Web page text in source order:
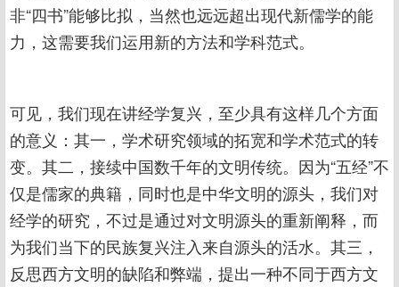
非“四书”能够比拟，当然也远远超出现代新儒学的能
力，这需要我们运用新的方法和学科范式。
可见，我们现在讲经学复兴，至少具有这样几个方面
的意义：其一，学术研究领域的拓宽和学术范式的转
变。其二，接续中国数千年的文明传统。因为“五经”不
仅是儒家的典籍，同时也是中华文明的源头，我们对
经学的研究，不过是通过对文明源头的重新阐释，而
为我们当下的民族复兴注入来自源头的活水。其三，
反思西方文明的缺陷和弊端，提出一种不同于西方文